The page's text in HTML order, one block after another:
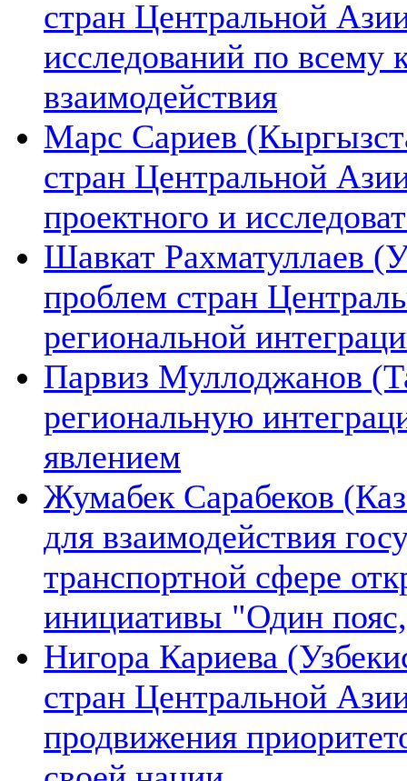
стран Центральной
исследований по всему
взаимодействия
Марс Сариев
стран Центральной
проектного и
Шавкат Рахматуллаев
проблем стран
региональной
Парвиз Муллоджанов
региональную
явлением
Жумабек Сарабеков
для взаимодействия
транспортной сфере
инициативы "Один
Нигора Кариева
стран Центральной
продвижения